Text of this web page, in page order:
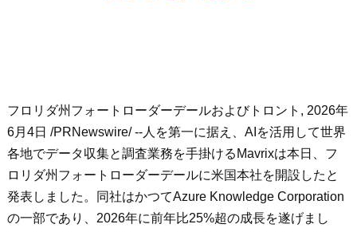
フロリダ州フォートローダーデールおよびトロント , 2026年
6月4日 /PRNewswire/ --人を第一に据え、AIを活用して世界
各地でデータ収集と調査業務を手掛けるMavrixは本日、フ
ロリダ州フォートローダーデールに米国本社を開設したと
発表しました。同社はかつてAzure Knowledge Corporation
の一部であり、2026年に前年比25%超の成長を遂げまし